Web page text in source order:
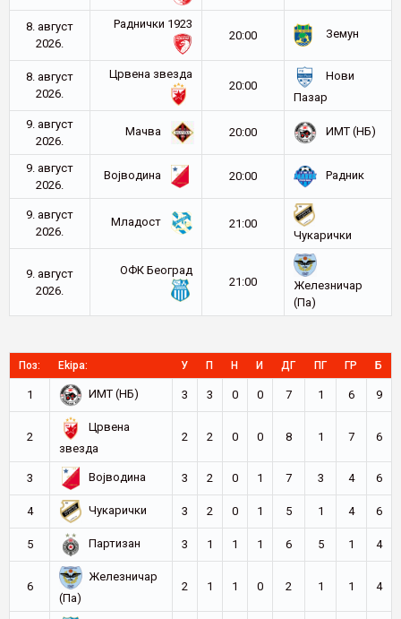
8. август
2026.
Раднички 1923
20:00
Земун
8. август
2026.
Црвена звезда
20:00
Нови
Пазар
9. август
2026.
Мачва 20:00 ИМТ (НБ)
9. август
2026.
Војводина 20:00 Радник
9. август
2026.
Младост
21:00
Чукарички
9. август
2026.
ОФК Београд
21:00
Железничар
(Па)
Поз: Ekipa: У П Н И ДГ ПГ ГР Б
1 ИМТ (НБ) 3 3 0 0 7 1 6 9
2
Црвена
звезда
2 2 0 0 8 1 7 6
3 Војводина 3 2 0 1 7 3 4 6
4 Чукарички 3 2 0 1 5 1 4 6
5 Партизан 3 1 1 1 6 5 1 4
6
Железничар
(Па)
2 1 1 0 2 1 1 4